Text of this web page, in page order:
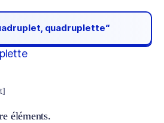
quadruplette“
éléments.